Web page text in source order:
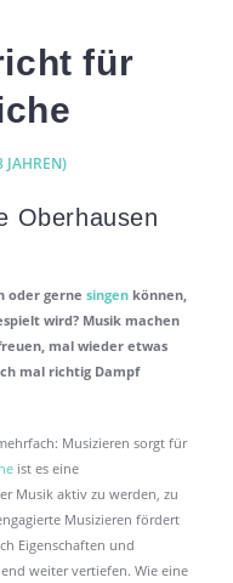
für
JAHREN)
Oberhausen
oder gernesingen können,
wird? Musik machen
mal wieder etwas
mal richtig Dampf
Musizieren sorgt für
ist es eine
Musik aktiv zu werden, zu
Musizieren fördert
Eigenschaften und
weiter vertiefen. Wie eine